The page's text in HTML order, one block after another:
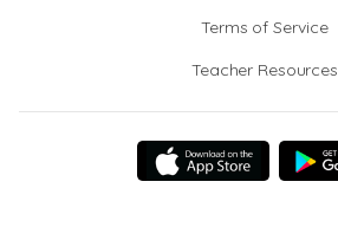
Terms of Service
Teacher Resources